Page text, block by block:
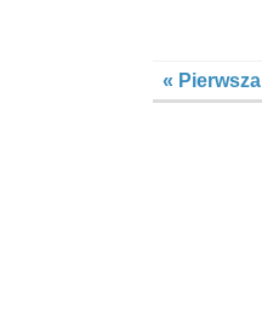
« Pierwsza